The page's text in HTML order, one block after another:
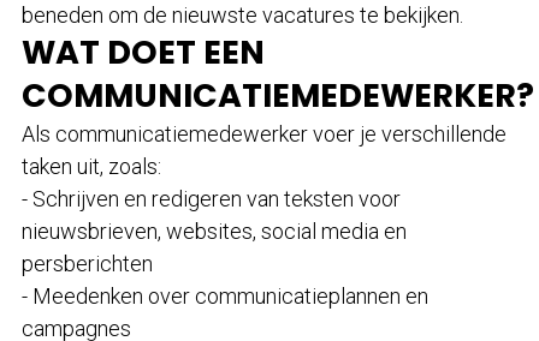
beneden om de nieuwste vacatures te bekijken.
WAT DOET EEN
COMMUNICATIEMEDEWERKER?
Als communicatiemedewerker voer je verschillende
taken uit, zoals:
- Schrijven en redigeren van teksten voor
nieuwsbrieven, websites, social media en
persberichten
- Meedenken over communicatieplannen en
campagnes